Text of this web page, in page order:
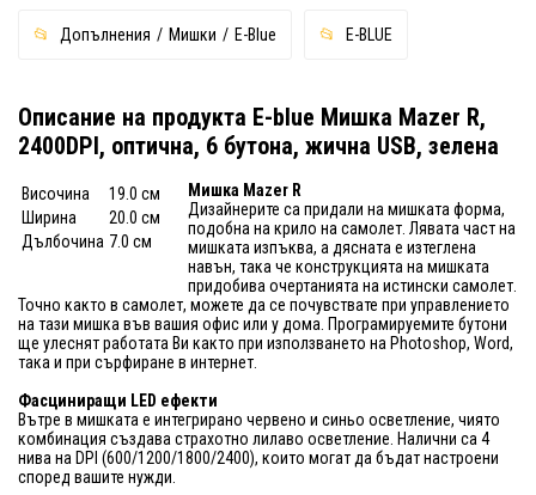
Допълнения Мишки E-Blue E-BLUE
Описание на продукта E-blue Мишка Mazer R,
2400DPI, оптична, 6 бутона, жична USB, зелена
Височина
19.0 см
Ширина
20.0 см
Дълбочина 7.0 см
Мишка Mazer R
Дизайнерите са придали на мишката форма,
подобна на крило на самолет. Лявата част на
мишката изпъква, а дясната е изтеглена
навън, така че конструкцията на мишката
придобива очертанията на истински самолет.
Точно както в самолет, можете да се почувствате при управлението
на тази мишка във вашия офис или у дома. Програмируемите бутони
ще улеснят работата Ви както при използването на Photoshop, Word,
така и при сърфиране в интернет.
Фасциниращи LED ефекти
Вътре в мишката е интегрирано червено и синьо осветление, чиято
комбинация създава страхотно лилаво осветление. Налични са 4
нива на DPI (600/1200/1800/2400), които могат да бъдат настроени
според вашите нужди.